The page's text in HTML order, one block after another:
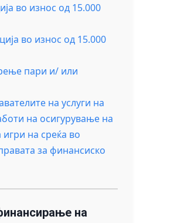
во износ од 15.000
во износ од 15.000
пари и/ или
на услуги на
на осигурување на
на среќа во
за финансиско
на